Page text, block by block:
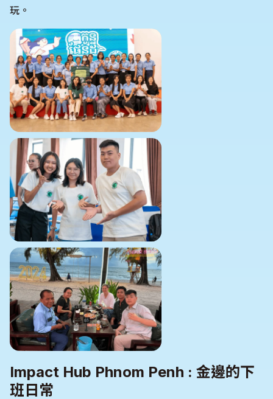
玩。
Impact Hub Phnom Penh : 金邊的下
班日常